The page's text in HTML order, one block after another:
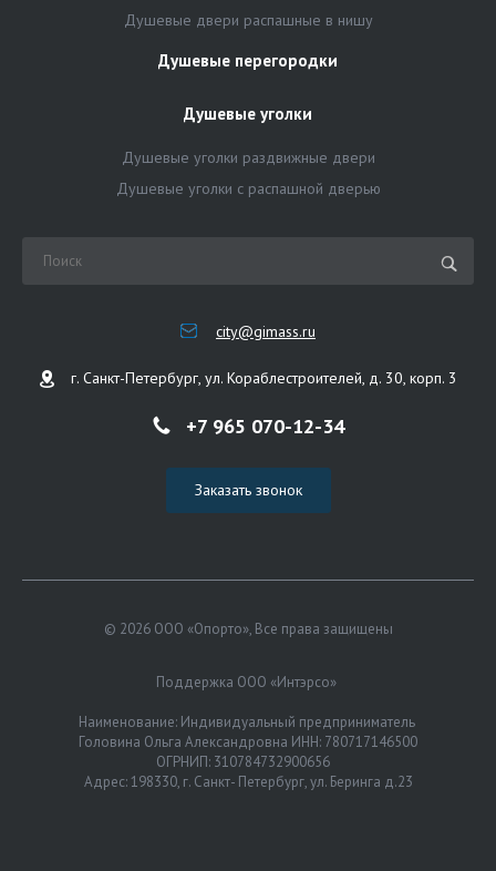
Душевые двери распашные в нишу
Душевые перегородки
Душевые уголки
Душевые уголки раздвижные двери
Душевые уголки с распашной дверью
city@gimass.ru
г. Санкт-Петербург, ул. Кораблестроителей, д. 30, корп. 3
+7 965 070-12-34
Заказать звонок
© 2026 ООО «Опорто», Все права защищены
Поддержка ООО «Интэрсо»
Наименование: Индивидуальный предприниматель
Головина Ольга Александровна ИНН: 780717146500
ОГРНИП: 310784732900656
Адрес: 198330, г. Санкт- Петербург, ул. Беринга д.23